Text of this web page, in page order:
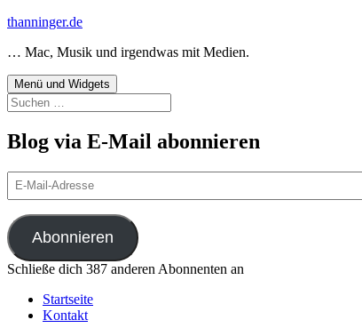
Zum
springen
thanninger.de
… Mac, Musik und irgendwas mit Medien.
Menü und Widgets
Suchen
nach:
Blog via E-Mail abonnieren
E-
Mail-
Abonnieren
Schließe dich 387 anderen Abonnenten an
Startseite
Kontakt